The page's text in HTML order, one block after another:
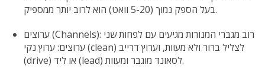
בעל הספק נמוך (5-20 וואט) הוא לרוב יותר ממספיק.
ערוצים (Channels): רוב מגברי המנורות מגיעים עם לפחות שני
ערוצים: ערוץ נקי (clean) לצליל ברור ולא מעוות, וערוץ דרייב
(drive) או ליד (lead) לסאונד מוגבר ומעוות.